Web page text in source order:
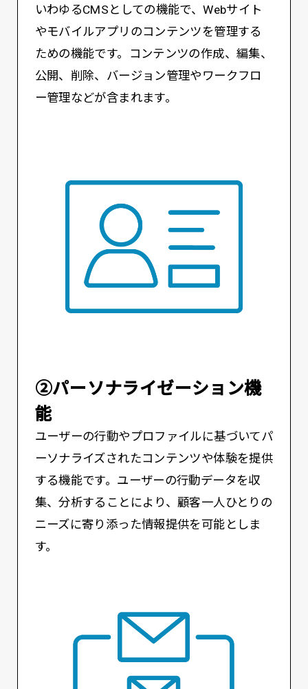
いわゆるCMSとしての機能で、Webサイト
やモバイルアプリのコンテンツを管理する
ための機能です。コンテンツの作成、編集、
公開、削除、バージョン管理やワークフロ
ー管理などが含まれます。
②パーソナライゼーション機
能
ユーザーの行動やプロファイルに基づいてパ
ーソナライズされたコンテンツや体験を提供
する機能です。ユーザーの行動データを収
集、分析することにより、顧客一人ひとりの
ニーズに寄り添った情報提供を可能としま
す。